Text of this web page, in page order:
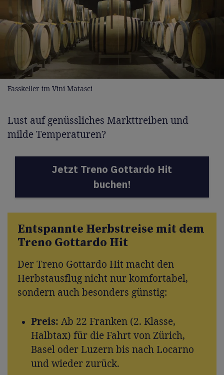
Fasskeller im Vini Matasci
Lust auf genüssliches Markttreiben und
milde Temperaturen?
Jetzt Treno Gottardo Hit
buchen!
Entspannte Herbstreise mit dem
Treno Gottardo Hit
Der Treno Gottardo Hit macht den
Herbstausflug nicht nur komfortabel,
sondern auch besonders günstig:
Preis: Ab 22 Franken (2. Klasse,
Halbtax) für die Fahrt von Zürich,
Basel oder Luzern bis nach Locarno
und wieder zurück.